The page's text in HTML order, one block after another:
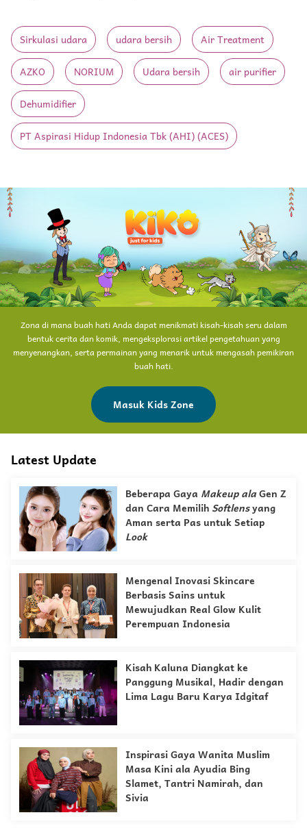
Sirkulasi udara udara bersih Air Treatment
AZKO NORIUM Udara bersih air purifier
Dehumidifier
PT Aspirasi Hidup Indonesia Tbk (AHI) (ACES)
Zona di mana buah hati Anda dapat menikmati kisah-kisah seru dalam
bentuk cerita dan komik, mengeksplorasi artikel pengetahuan yang
menyenangkan, serta permainan yang menarik untuk mengasah pemikiran
buah hati.
Masuk Kids Zone
Latest Update
Beberapa Gaya Makeup alaGen Z
dan Cara Memilih Softlensyang
Aman serta Pas untuk Setiap
Look
Mengenal Inovasi Skincare
Berbasis Sains untuk
Mewujudkan Real Glow Kulit
Perempuan Indonesia
Kisah Kaluna Diangkat ke
Panggung Musikal, Hadir dengan
Lima Lagu Baru Karya Idgitaf
Inspirasi Gaya Wanita Muslim
Masa Kini ala Ayudia Bing
Slamet, Tantri Namirah, dan
Sivia